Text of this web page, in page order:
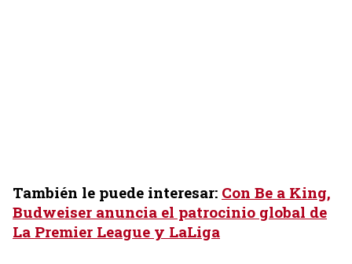
También le puede interesar: Con Be a King,
Budweiser anuncia el patrocinio global de
La Premier League y LaLiga